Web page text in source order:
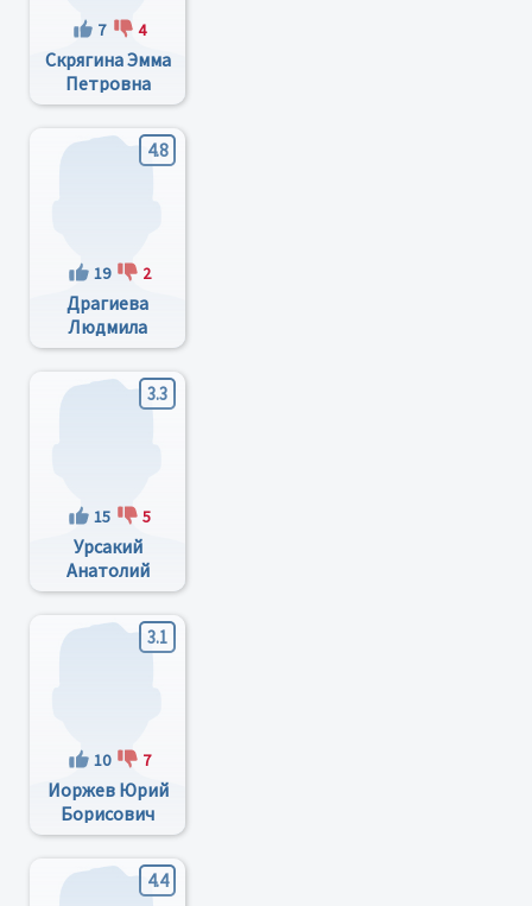
7 4
Скрягина Эмма
Петровна
4.8
19 2
Драгиева
Людмила
Васильевна
3.3
15 5
Урсакий
Анатолий
Федорович
3.1
10 7
Иоржев Юрий
Борисович
4.4